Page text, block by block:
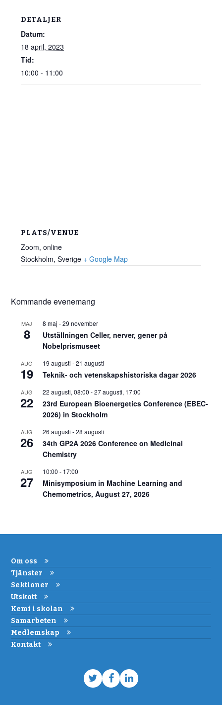
DETALJER
Datum:
18 april, 2023
Tid:
10:00 - 11:00
PLATS/VENUE
Zoom, online
Stockholm, Sverige + Google Map
Kommande evenemang
MAJ
8
8 maj -29 november
Utställningen Celler, nerver, gener på
Nobelprismuseet
AUG
19
19 augusti -21 augusti
Teknik- och vetenskapshistoriska dagar 2026
AUG
22
22 augusti, 08:00 -27 augusti, 17:00
23rd European Bioenergetics Conference (EBEC-
2026) in Stockholm
AUG
26
26 augusti -28 augusti
34th GP2A 2026 Conference on Medicinal
Chemistry
AUG
27
10:00 - 17:00
Minisymposium in Machine Learning and
Chemometrics, August 27, 2026
Om oss
Tjänster
Sektioner
Utskott
Kemi i skolan
Samarbeten
Medlemskap
Kontakt
TwitterFacebook
LinkedIn